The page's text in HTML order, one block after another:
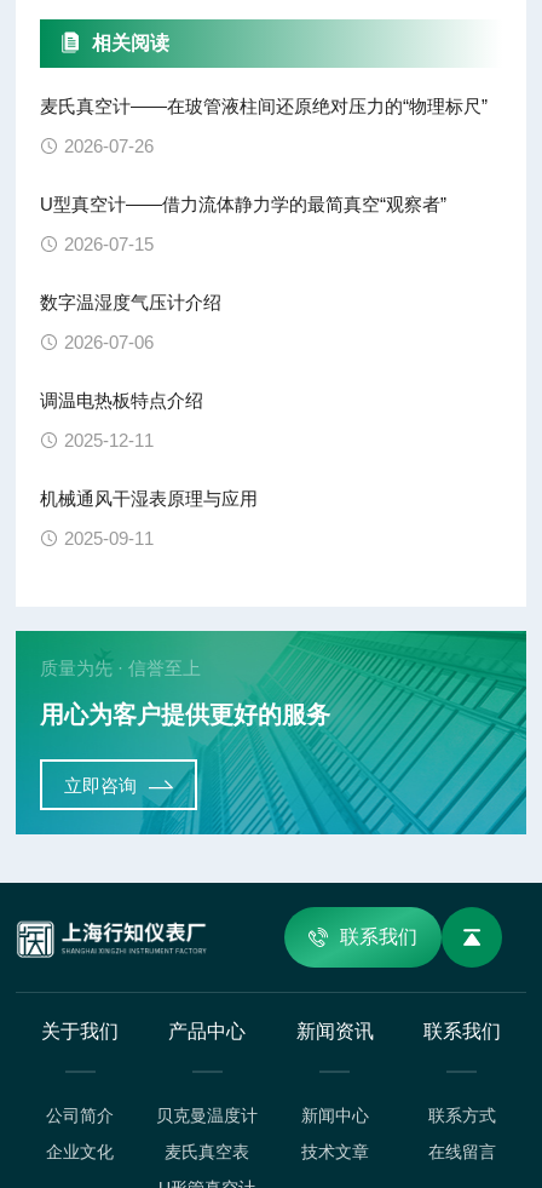
相关阅读
麦氏真空计——在玻管液柱间还原绝对压力的“物理标尺”
2026-07-26
U型真空计——借力流体静力学的最简真空“观察者”
2026-07-15
数字温湿度气压计介绍
2026-07-06
调温电热板特点介绍
2025-12-11
机械通风干湿表原理与应用
2025-09-11
质量为先 · 信誉至上
用心为客户提供更好的服务
立即咨询
联系我们
关于我们
公司简介
企业文化
产品中心
贝克曼温度计
麦氏真空表
新闻资讯
新闻中心
技术文章
联系我们
联系方式
在线留言